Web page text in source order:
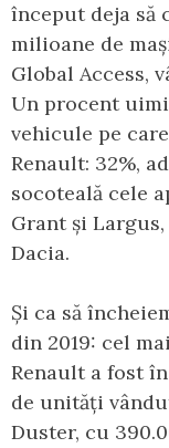
început deja să
milioane de
Global Access,
Un procent
vehicule pe
Renault: 32%,
socoteală cele
Grant și
Dacia.
Și ca să
din 2019: cel
Renault a fost
de unități
Duster, cu